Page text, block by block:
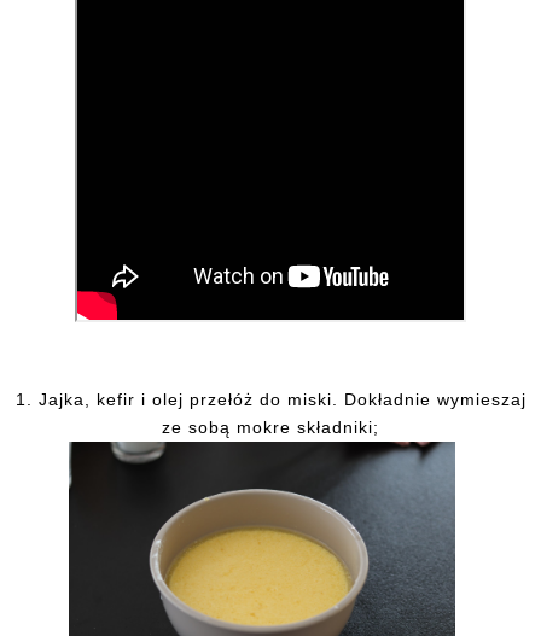
1. Jajka, kefir i olej przełóż do miski. Dokładnie wymieszaj
ze sobą mokre składniki;